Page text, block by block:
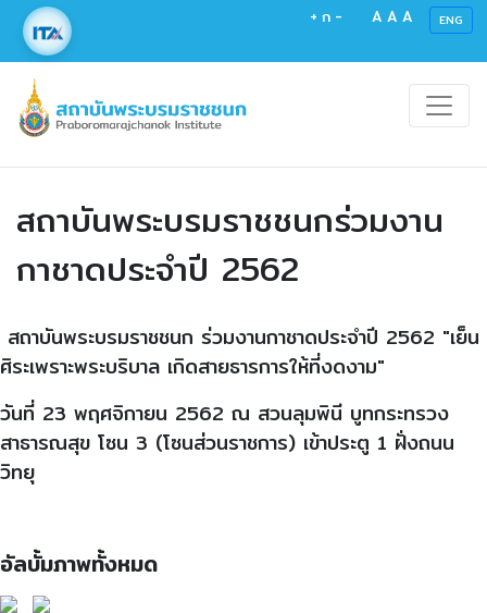
+ ก - A A A ENG
สถาบันพระบรมราชชนกร่วมงาน
กาชาดประจำปี 2562
สถาบันพระบรมราชชนก ร่วมงานกาชาดประจำปี 2562 "เย็น
ศิระเพราะพระบริบาล เกิดสายธารการให้ที่งดงาม"
วันที่ 23 พฤศจิกายน 2562 ณ สวนลุมพินี บูทกระทรวง
สาธารณสุข โซน 3 (โซนส่วนราชการ) เข้าประตู 1 ฝั่งถนน
วิทยุ
อัลบั้มภาพทั้งหมด